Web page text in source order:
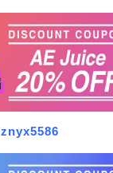
znyx5586